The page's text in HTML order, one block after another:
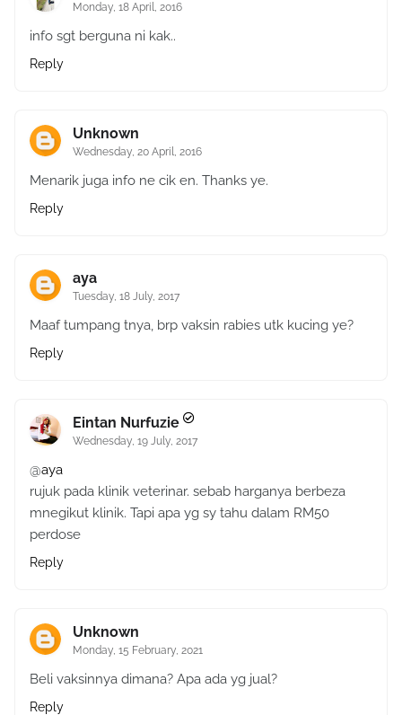
Monday, 18 April, 2016
info sgt berguna ni kak..
Reply
Unknown
Wednesday, 20 April, 2016
Menarik juga info ne cik en. Thanks ye.
Reply
aya
Tuesday, 18 July, 2017
Maaf tumpang tnya, brp vaksin rabies utk kucing ye?
Reply
Eintan Nurfuzie
Wednesday, 19 July, 2017
@aya
rujuk pada klinik veterinar. sebab harganya berbeza
mnegikut klinik. Tapi apa yg sy tahu dalam RM50
perdose
Reply
Unknown
Monday, 15 February, 2021
Beli vaksinnya dimana? Apa ada yg jual?
Reply